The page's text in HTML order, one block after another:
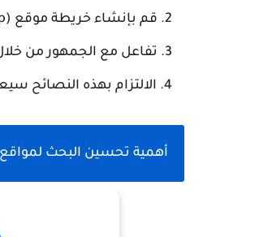
قم بإنشاء خريطة موقع (Sitemap) وأرسلها إلى محركات البحث.
تفاعل مع الجمهور من
الالتزام بهذه النصائح
أهمية تحسين البحث لمواقع